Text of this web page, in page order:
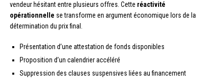
vendeur hésitant entre plusieurs offres. Cette réactivité
opérationnelle se transforme en argument économique lors de la
détermination du prix final.
Présentation d’une attestation de fonds disponibles
Proposition d’un calendrier accéléré
Suppression des clauses suspensives liées au financement